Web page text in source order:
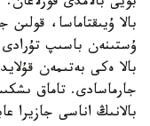
بالا ۇيىقتاماسا،
ۇستىنەن باسىپ
بالا ەكى بەتىمەن
جارماسادى. تاماق
بالانىڭ اناسى جازيرا